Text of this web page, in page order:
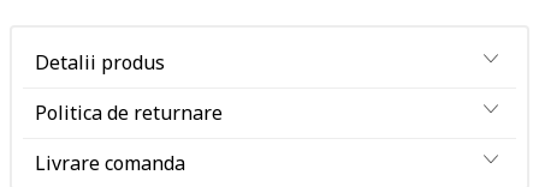
Detalii produs
Politica de returnare
Livrare comanda